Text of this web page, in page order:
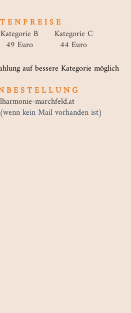
E N P R E I S E
Kategorie B
49 Euro
Kategorie C
44 Euro
auf bessere Kategorie möglich
B E S T E L L U N G
marchfeld.at
(wenn kein Mail vorhanden ist)